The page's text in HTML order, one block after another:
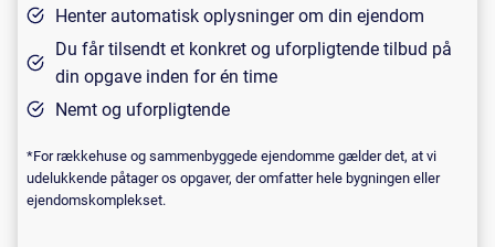
Henter automatisk oplysninger om din ejendom
Du får tilsendt et konkret og uforpligtende tilbud på
din opgave inden for én time
Nemt og uforpligtende
*For rækkehuse og sammenbyggede ejendomme gælder det, at vi
udelukkende påtager os opgaver, der omfatter hele bygningen eller
ejendomskomplekset.